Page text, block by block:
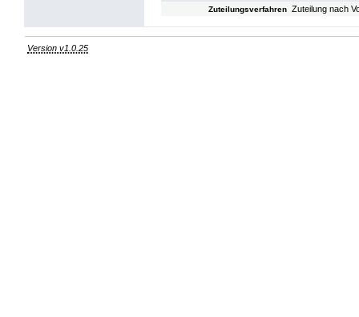
Zuteilungsverfahren Zuteilung nach
Version v1.0.25